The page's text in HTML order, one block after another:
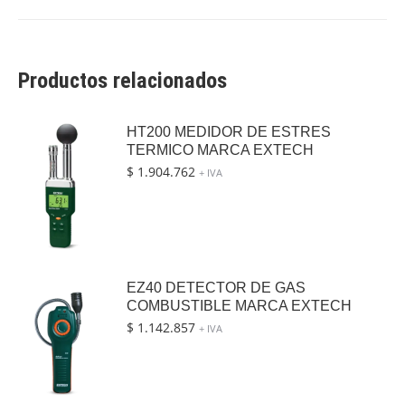
Productos relacionados
HT200 MEDIDOR DE ESTRES
TERMICO MARCA EXTECH
$ 1.904.762 + IVA
EZ40 DETECTOR DE GAS
COMBUSTIBLE MARCA EXTECH
$ 1.142.857 + IVA